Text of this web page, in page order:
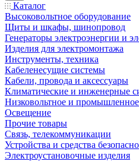
Каталог
Высоковольтное оборудование
Щиты и шкафы, шинопровод
Генераторы электроэнергии и
Изделия для электромонтажа
Инструменты, техника
Кабеленесущие системы
Кабели, провода и аксессуары
Климатические и инженерные
Низковольтное и промышленное
Освещение
Прочие товары
Связь, телекоммуникации
Устройства и средства
Электроустановочные изделия